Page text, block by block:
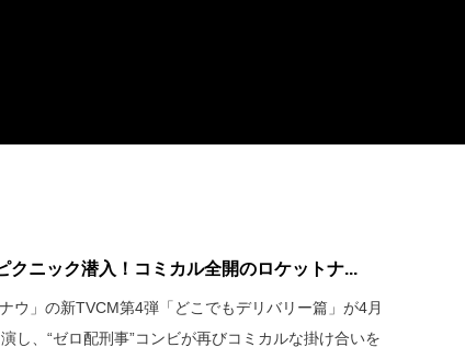
クニック潜入！コミカル全開のロケットナ...
ウ」の新TVCM第4弾「どこでもデリバリー篇」が4月
し、“ゼロ配刑事”コンビが再びコミカルな掛け合いを